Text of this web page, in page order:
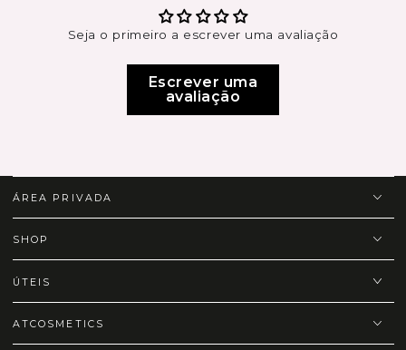
Seja o primeiro a escrever uma avaliação
Escrever uma
avaliação
ÁREA PRIVADA
SHOP
ÚTEIS
ATCOSMETICS